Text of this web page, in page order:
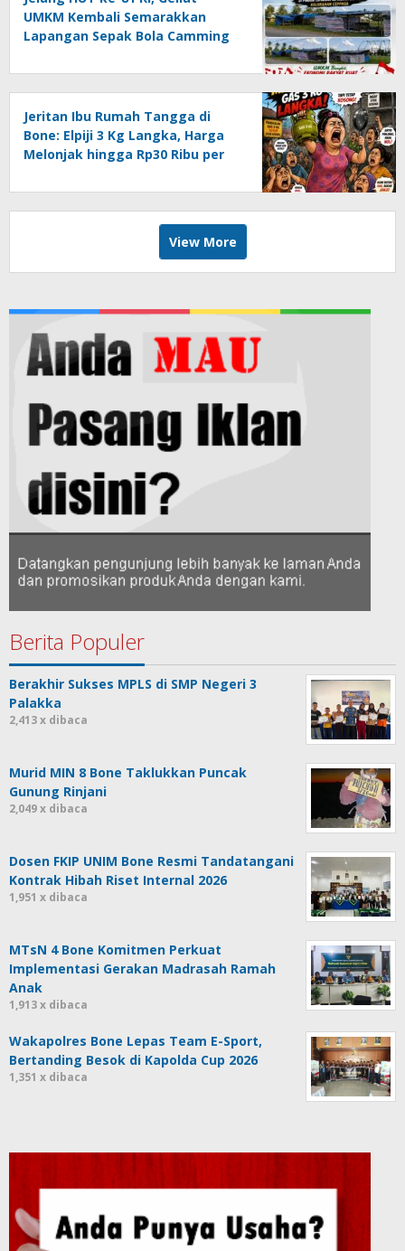
UMKM Kembali Semarakkan
Lapangan Sepak Bola Camming
Jeritan Ibu Rumah Tangga di
Bone: Elpiji 3 Kg Langka, Harga
Melonjak hingga Rp30 Ribu per
View More
Berita Populer
Berakhir Sukses MPLS di SMP Negeri 3
Palakka
2,413 x dibaca
Murid MIN 8 Bone Taklukkan Puncak
Gunung Rinjani
2,049 x dibaca
Dosen FKIP UNIM Bone Resmi Tandatangani
Kontrak Hibah Riset Internal 2026
1,951 x dibaca
MTsN 4 Bone Komitmen Perkuat
Implementasi Gerakan Madrasah Ramah
Anak
1,913 x dibaca
Wakapolres Bone Lepas Team E-Sport,
Bertanding Besok di Kapolda Cup 2026
1,351 x dibaca